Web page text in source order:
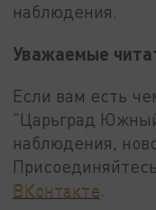
наблюдения.
Уважаемые
Если вам есть
"Царьград
наблюдения,
ВКонтакте